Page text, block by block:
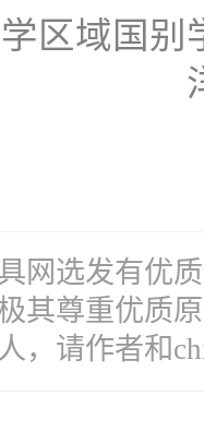
区域国
网选发有优
其尊重优质
，请作者和